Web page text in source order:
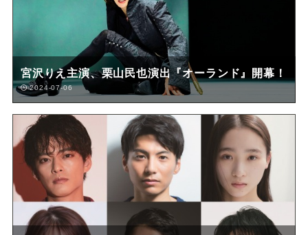
宮沢りえ主演、栗山民也演出『オーランド』開幕！
2024-07-06